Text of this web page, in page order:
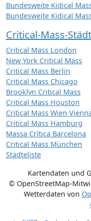
Bundesweite Kidical
Bundesweite Kidical
Critical-Mass-
Critical Mass London
New York Critical Mass
Critical Mass Berlin
Critical Mass Chicago
Brooklyn Critical Mass
Critical Mass Houston
Critical Mass Wien
Critical Mass Hamburg
Massa Crítica Barcelona
Critical Mass München
Städteliste
Kartendaten und
© OpenStreetMap-
Wetterdaten von